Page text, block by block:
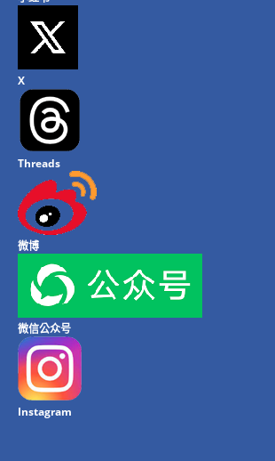
X
Threads
微博
微信公众号
Instagram